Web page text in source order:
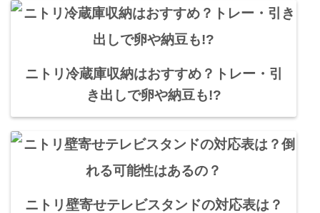
ニトリ冷蔵庫収納はおすすめ？トレー・引
き出しで卵や納豆も!?
ニトリ壁寄せテレビスタンドの対応表は？